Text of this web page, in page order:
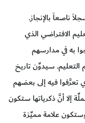
ناصعاً بالإنجاز.
الافتراضي الذي
به في مدارسهم
التعليم. سيدوِّن تاريخ
تعرَّفوا فيه إلى بعضهم
إلا أنَّ ذكرياتها ستكون
وستكون علامة مميِّزة